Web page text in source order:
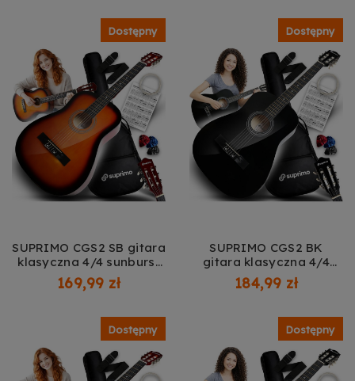
Dostępny
SUPRIMO CGS2 SB gitara
klasyczna 4/4 sunburst
do nauki dla
początkujących kostki
pokrowiec akordy
zestaw
169,99 zł
Dostępny
SUPRIMO CGS2 BK
gitara klasyczna 4/4
czarna do nauki dla
początkujących kostki
pokrowiec akordy
zestaw
184,99 zł
Dostępny Dostępny